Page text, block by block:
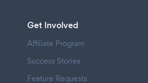
Get Involved
Affiliate Program
Success Stories
Feature Requests